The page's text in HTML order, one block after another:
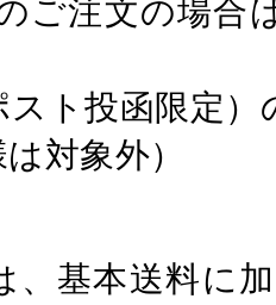
ご注文の場合
スト投函限定
対象外）
、基本送料に